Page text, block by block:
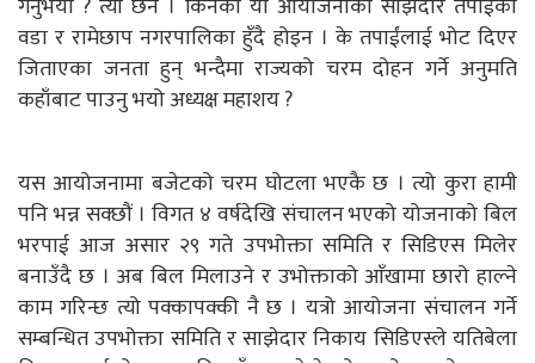
वडा र रामेछाप नगरपालिका हुँदै होइन । के तपाईंलाई भोट दिएर
जिताएका जनता हुन् भन्दैमा राज्यको चरम दोहन गर्ने अनुमति
कहाँबाट पाउनु भयो अध्यक्ष महाशय ?
यस आयोजनामा बजेटको चरम घोटला भएकै छ । त्यो कुरा हामी
पनि भन्न सक्छौं । विगत ४ वर्षदेखि संचालन भएको योजनाको बिल
भरपाई आज असार २९ गते उपभोक्ता समिति र सिडिएस मिलेर
बनाउँदै छ । अब बिल मिलाउने र उभोक्ताको आँखामा छारो हाल्ने
काम गरिन्छ त्यो पक्कापक्की नै छ । यत्रो आयोजना संचालन गर्ने
सम्बन्धित उपभोक्ता समिति र साझेदार निकाय सिडिएस्ले यतिबेला